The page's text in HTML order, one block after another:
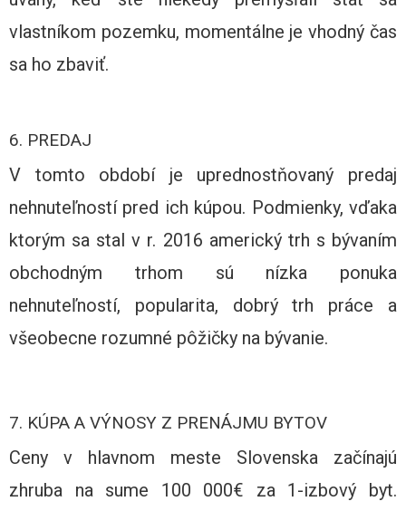
vlastníkom pozemku, momentálne je vhodný čas
sa ho zbaviť.
6. PREDAJ
V tomto období je uprednostňovaný predaj
nehnuteľností pred ich kúpou. Podmienky, vďaka
ktorým sa stal v r. 2016 americký trh s bývaním
obchodným trhom sú nízka ponuka
nehnuteľností, popularita, dobrý trh práce a
všeobecne rozumné pôžičky na bývanie.
7. KÚPA A VÝNOSY Z PRENÁJMU BYTOV
Ceny v hlavnom meste Slovenska začínajú
zhruba na sume 100 000€ za 1-izbový byt.